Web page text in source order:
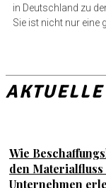
in Deutschland zu
Sie ist nicht nur eine
Wie
den
Unternehmen